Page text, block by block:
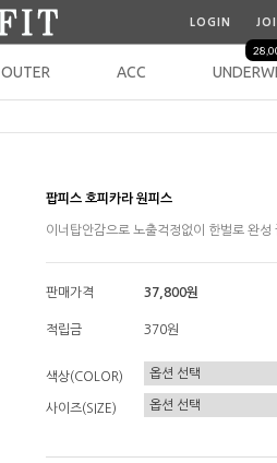
LOGIN
OUTER ACC
팝피스 호피카라 원피스
이너탑안감으로 노출걱정없이 한벌로 완
판매가격 37,800원
적립금 370원
색상(COLOR)
사이즈(SIZE)